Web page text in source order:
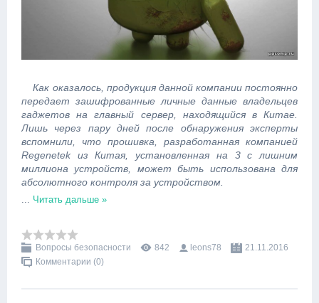
Как оказалось, продукция данной компании постоянно
передает зашифрованные личные данные владельцев
гаджетов на главный сервер, находящийся в Китае.
Лишь через пару дней после обнаружения эксперты
вспомнили, что прошивка, разработанная компанией
Regenetek из Китая, установленная на 3 с лишним
миллиона устройств, может быть использована для
абсолютного контроля за устройством.
Читать дальше »
Вопросы безопасности 842 leons78
21.11.2016
Комментарии (0)